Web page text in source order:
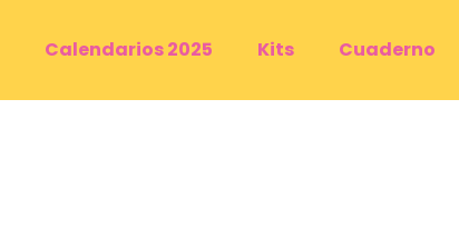
Calendarios 2025 Kits Cuaderno